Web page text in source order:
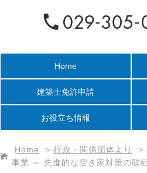
Home
建築士免許申請
お役立ち情報
Home > 行政・関係団体より >
事業 ～ 先進的な空き家対策の取